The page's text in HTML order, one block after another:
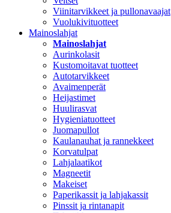
Viinitarvikkeet ja pullonavaajat
Vuolukivituotteet
Mainoslahjat
Mainoslahjat
Aurinkolasit
Kustomoitavat tuotteet
Autotarvikkeet
Avaimenperät
Heijastimet
Huulirasvat
Hygieniatuotteet
Juomapullot
Kaulanauhat ja rannekkeet
Korvatulpat
Lahjalaatikot
Magneetit
Makeiset
Paperikassit ja lahjakassit
Pinssit ja rintanapit